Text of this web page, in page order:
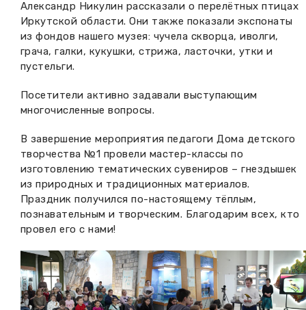
Александр Никулин рассказали о перелётных птицах
Иркутской области. Они также показали экспонаты
из фондов нашего музея: чучела скворца, иволги,
грача, галки, кукушки, стрижа, ласточки, утки и
пустельги.
Посетители активно задавали выступающим
многочисленные вопросы.
В завершение мероприятия педагоги Дома детского
творчества №1 провели мастер-классы по
изготовлению тематических сувениров – гнездышек
из природных и традиционных материалов.
Праздник получился по-настоящему тёплым,
познавательным и творческим. Благодарим всех, кто
провел его с нами!